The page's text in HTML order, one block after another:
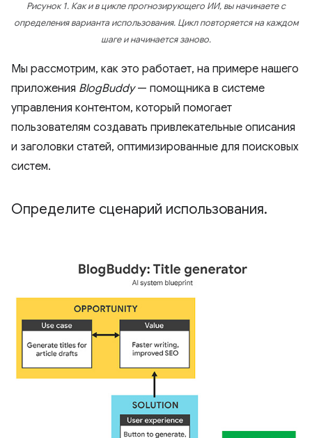
Рисунок 1. Как и в цикле прогнозирующего ИИ, вы начинаете с
определения варианта использования. Цикл повторяется на каждом
шаге и начинается заново.
Мы рассмотрим, как это работает, на примере нашего
приложения BlogBuddy— помощника в системе
управления контентом, который помогает
пользователям создавать привлекательные описания
и заголовки статей, оптимизированные для поисковых
систем.
Определите сценарий использования.